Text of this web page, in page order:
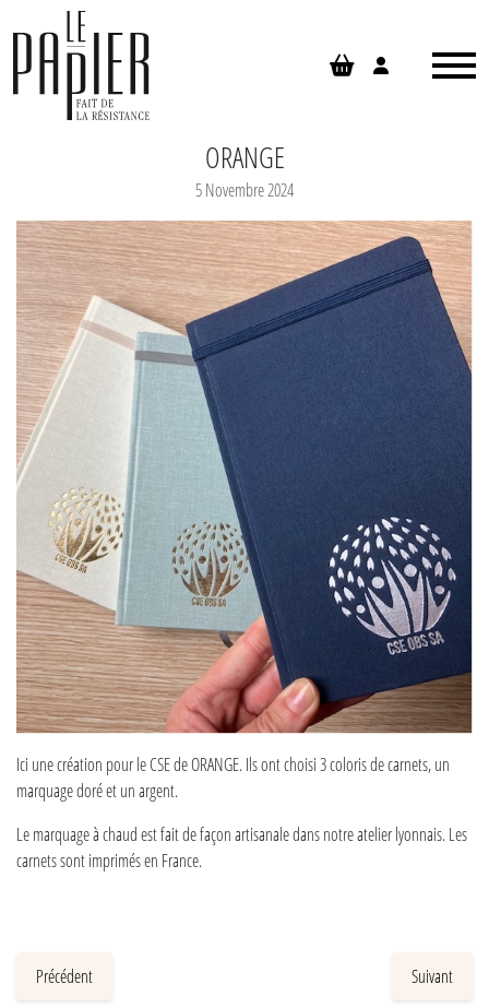
ORANGE
5 Novembre 2024
Ici une création pour le CSE de ORANGE. Ils ont choisi 3 coloris de carnets, un
marquage doré et un argent.
Le marquage à chaud est fait de façon artisanale dans notre atelier lyonnais. Les
carnets sont imprimés en France.
Précédent Suivant
Panneau de gestion des cookies